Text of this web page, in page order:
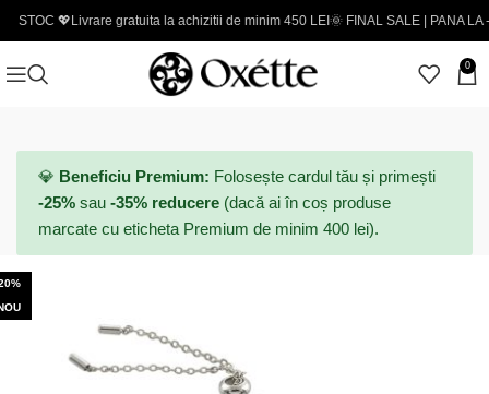
Livrare gratuita la achizitii de minim 450 LEI🌞 FINAL SALE | PANA LA -50% -
0
💎 Beneficiu Premium: Folosește cardul tău și primești
-25% sau -35% reducere (dacă ai în coș produse
marcate cu eticheta Premium de minim 400 lei).